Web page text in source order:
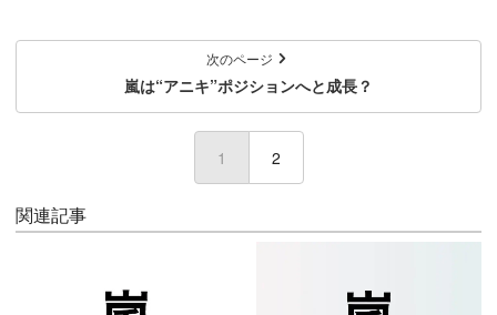
次のページ
嵐は“アニキ”ポジションへと成長？
1 (current)
2
関連記事